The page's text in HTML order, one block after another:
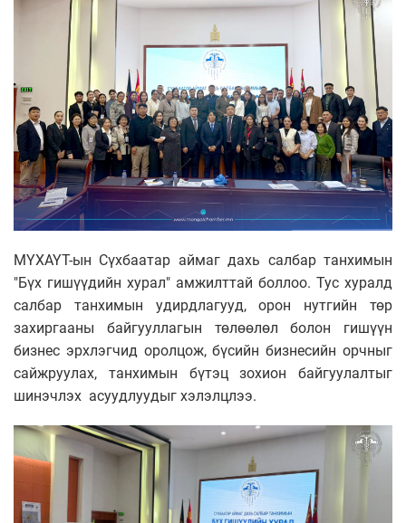
МҮХАҮТ-ын Сүхбаатар аймаг дахь салбар танхимын
"Бүх гишүүдийн хурал" амжилттай боллоо. Тус хуралд
салбар танхимын удирдлагууд, орон нутгийн төр
захиргааны байгууллагын төлөөлөл болон гишүүн
бизнес эрхлэгчид оролцож, бүсийн бизнесийн орчныг
сайжруулах, танхимын бүтэц зохион байгуулалтыг
шинэчлэх асуудлуудыг хэлэлцлээ.